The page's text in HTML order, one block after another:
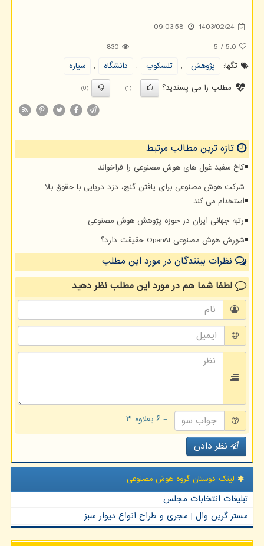
1403/02/24
09:03:58
5.0
/
5
830
تگها:
پژوهش , تلسكوپ , دانشگاه ,
سیاره
مطلب را می پسندید؟
(1)
(0)
تازه ترین مطالب مرتبط
کاخ سفید غول های هوش مصنوعی را فراخواند
شرکت هوش مصنوعی برای یافتن گنج، دزد دریایی با حقوق بالا
استخدام می کند
رتبه جهانی ایران در حوزه پژوهش هوش مصنوعی
شورش هوش مصنوعی OpenAI حقیقت دارد؟
نظرات بینندگان در مورد این مطلب
لطفا شما همدر مورد این مطلبنظر دهید
= ۶ بعلاوه ۳
نظر دادن
لینک دوستان گروه هوش مصنوعی
تبلیغات انتخابات مجلس
مستر گرین وال | مجری و طراح انواع دیوار سبز